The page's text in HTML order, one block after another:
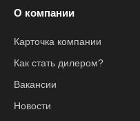
О компании
Карточка компании
Как стать дилером?
Вакансии
Новости